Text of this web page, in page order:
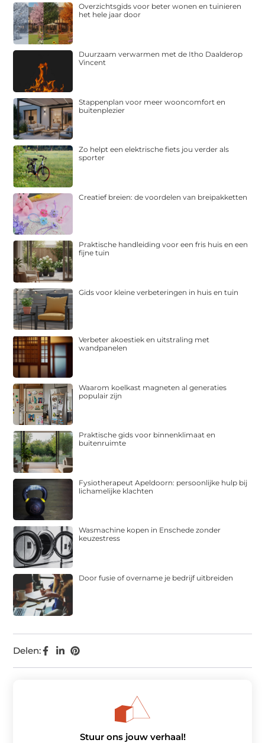
Delen:
Overzichtsgids voor beter wonen en tuinieren
het hele jaar door
Duurzaam verwarmen met de Itho Daalderop
Vincent
Stappenplan voor meer wooncomfort en
buitenplezier
Zo helpt een elektrische fiets jou verder als
sporter
Creatief breien: de voordelen van breipakketten
Praktische handleiding voor een fris huis en een
fijne tuin
Gids voor kleine verbeteringen in huis en tuin
Verbeter akoestiek en uitstraling met
wandpanelen
Waarom koelkast magneten al generaties
populair zijn
Praktische gids voor binnenklimaat en
buitenruimte
Fysiotherapeut Apeldoorn: persoonlijke hulp bij
lichamelijke klachten
Wasmachine kopen in Enschede zonder
keuzestress
Door fusie of overname je bedrijf uitbreiden
Stuur ons jouw verhaal!